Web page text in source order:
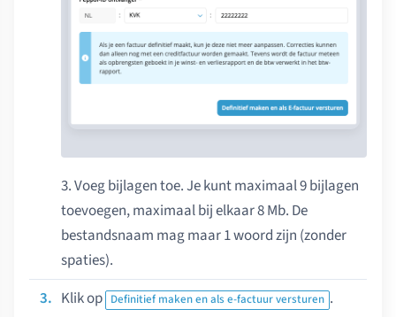
3. Voeg bijlagen toe. Je kunt maximaal 9 bijlagen
toevoegen, maximaal bij elkaar 8 Mb. De
bestandsnaam mag maar 1 woord zijn (zonder
spaties).
Klik op Definitief maken en als e-factuur versturen .